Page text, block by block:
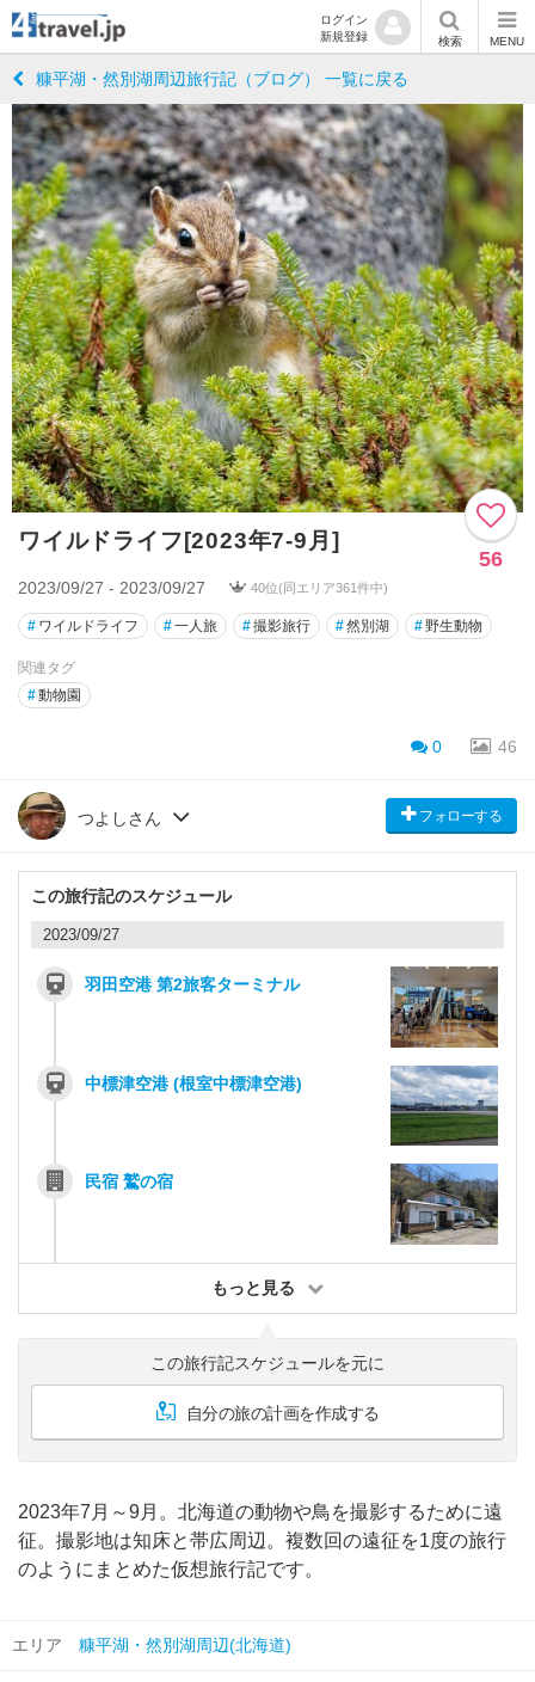
ログイン
新規登録
検索 MENU
糠平湖・然別湖周辺旅行記（ブログ） 一覧に戻る
ワイルドライフ[2023年7-9月]
56
2023/09/27 - 2023/09/27 40位(同エリア361件中)
# ワイルドライフ #一人旅 #撮影旅行 #然別湖 #野生動物
関連タグ
#動物園
0 46
つよしさん フォローする
この旅行記のスケジュール
2023/09/27
羽田空港 第2旅客ターミナル
中標津空港 (根室中標津空港)
民宿 鷲の宿
もっと見る
この旅行記スケジュールを元に
自分の旅の計画を作成する
2023年7月～9月。北海道の動物や鳥を撮影するために遠
征。撮影地は知床と帯広周辺。複数回の遠征を1度の旅行
のようにまとめた仮想旅行記です。
エリア 糠平湖・然別湖周辺(北海道)